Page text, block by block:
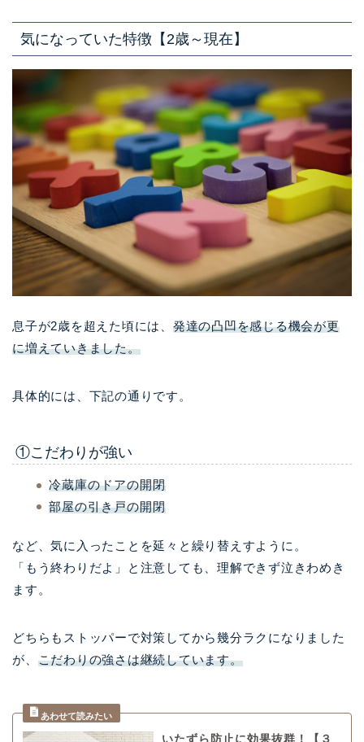
気になっていた特徴【2歳～現在】
息子が2歳を超えた頃には、 発達の凸凹を感じる機会が更
に増えていきました。
具体的には、下記の通りです。
①こだわりが強い
冷蔵庫のドアの開閉
部屋の引き戸の開閉
など、気に入ったことを延々と繰り替えすように。
「もう終わりだよ」と注意しても、理解できず泣きわめき
ます。
どちらもストッパーで対策してから幾分ラクになりました
が、 こだわりの強さは継続しています。
いたずら防止に効果抜群！【３